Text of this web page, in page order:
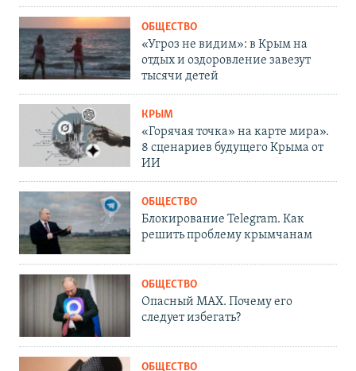
ОБЩЕСТВО
«Угроз не видим»: в Крым на
отдых и оздоровление завезут
тысячи детей
КРЫМ
«Горячая точка» на карте мира».
8 сценариев будущего Крыма от
ИИ
ОБЩЕСТВО
Блокирование Telegram. Как
решить проблему крымчанам
ОБЩЕСТВО
Опасный MAX. Почему его
следует избегать?
ОБЩЕСТВО